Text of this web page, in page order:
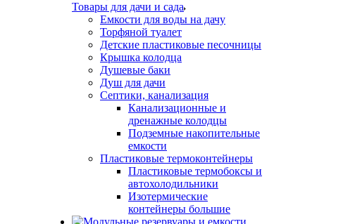
Товары для дачи и сада
Емкости для воды на дачу
Торфяной туалет
Детские пластиковые песочницы
Крышка колодца
Душевые баки
Душ для дачи
Септики, канализация
Канализационные и
дренажные колодцы
Подземные накопительные
емкости
Пластиковые термоконтейнеры
Пластиковые термобоксы и
автохолодильники
Изотермические
контейнеры большие